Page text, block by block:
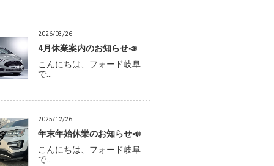
2026/03/26
4月休業案内のお知らせ📣
こんにちは、フォード岐阜
で…
2025/12/26
年末年始休業のお知らせ📣
こんにちは、フォード岐阜
で…